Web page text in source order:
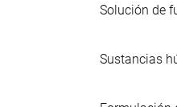
Solución de
Sustancias